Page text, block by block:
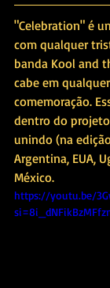
"Celebration" é
com qualquer
banda Kool and
cabe em
comemoração.
dentro do
unindo (na
Argentina, EUA,
México.
https://youtu.be/